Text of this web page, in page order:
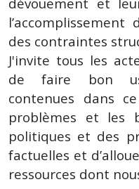
des contraintes
J'invite tous les
de faire bon
contenues dans
problèmes et les
politiques et des
factuelles et
ressources dont